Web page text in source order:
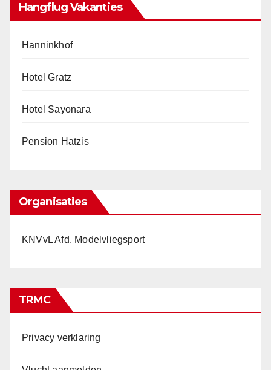
Hangflug Vakanties
Hanninkhof
Hotel Gratz
Hotel Sayonara
Pension Hatzis
Organisaties
KNVvL Afd. Modelvliegsport
TRMC
Privacy verklaring